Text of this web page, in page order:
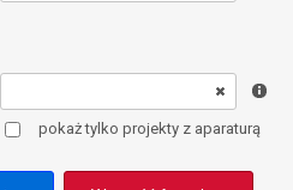
pokaż tylko projekty z aparaturą